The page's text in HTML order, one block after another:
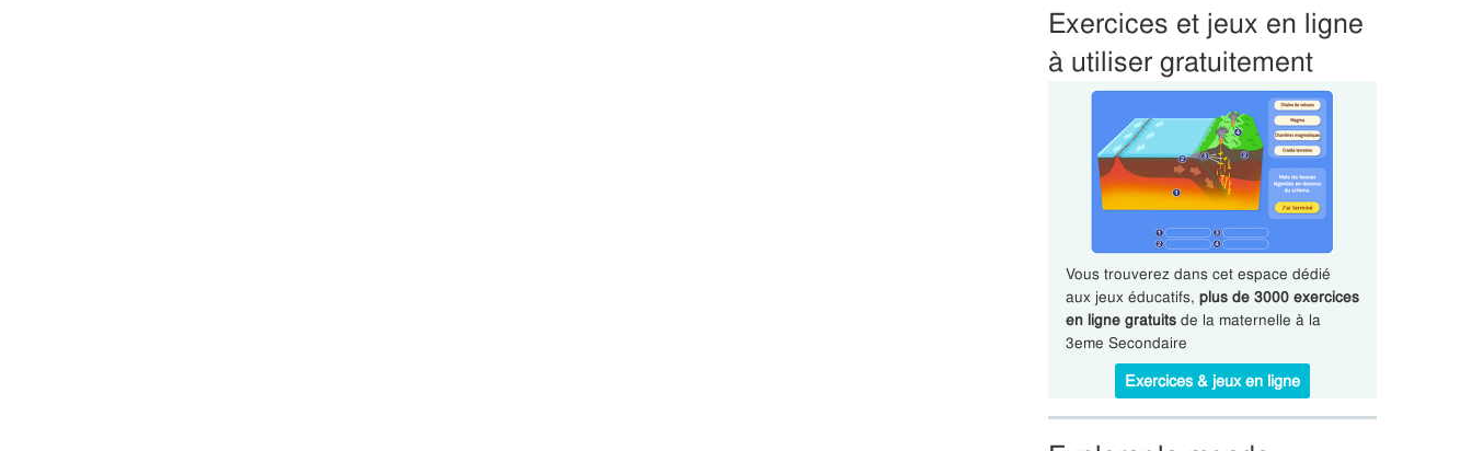
Exercices et jeux en ligne
à utiliser gratuitement
Vous trouverez dans cet espace dédié
aux jeux éducatifs, plus de 3000 exercices
en ligne gratuitsde la maternelle à la
3eme Secondaire
Exercices & jeux en ligne